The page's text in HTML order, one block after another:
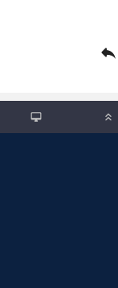

 